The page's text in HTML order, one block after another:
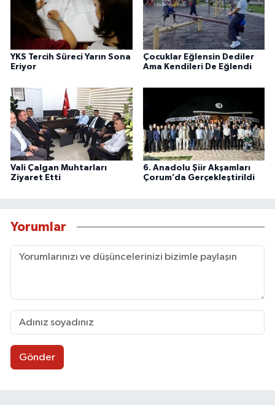
YKS Tercih Süreci Yarın Sona
Eriyor
Çocuklar Eğlensin Dediler
Ama Kendileri De Eğlendi
Vali Çalgan Muhtarları
Ziyaret Etti
6. Anadolu Şiir Akşamları
Çorum’da Gerçekleştirildi
Yorumlar
Gönder